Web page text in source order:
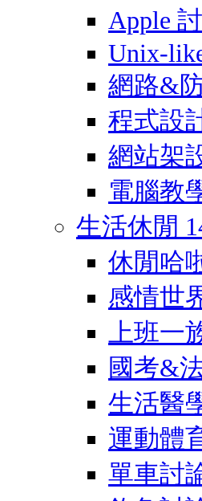
Apple
Unix-
網路&
程式設
網站架
電腦教
生活休閒
休閒哈
感情世
上班一
國考&
生活醫
運動體
單車討